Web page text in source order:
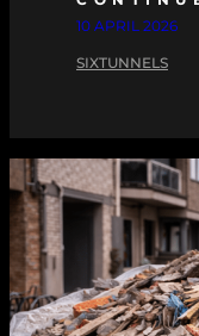
10 APRIL 2026
SIXTUNNELS